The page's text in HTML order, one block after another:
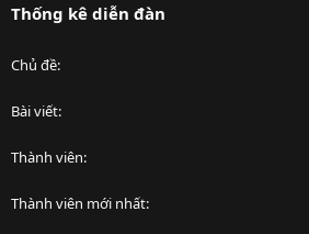
Thống kê diễn đàn
Chủ đề
Bài viết
Thành viên
Thành viên mới nhất